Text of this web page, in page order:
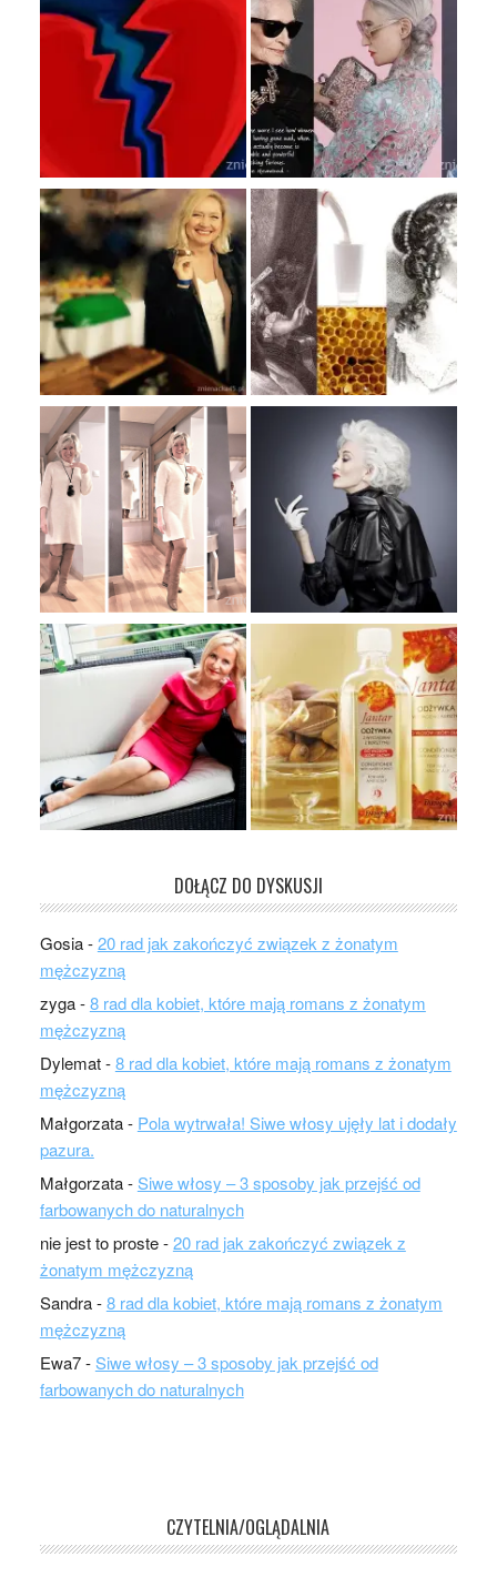
DOŁĄCZ DO DYSKUSJI
Gosia-20 rad jak zakończyć związek z żonatym
mężczyzną
zyga-8 rad dla kobiet, które mają romans z żonatym
mężczyzną
Dylemat-8 rad dla kobiet, które mają romans z żonatym
mężczyzną
Małgorzata- Pola wytrwała! Siwe włosy ujęły lat i dodały
pazura.
Małgorzata-Siwe włosy – 3 sposoby jak przejść od
farbowanych do naturalnych
nie jest to proste-20 rad jak zakończyć związek z
żonatym mężczyzną
Sandra-8 rad dla kobiet, które mają romans z żonatym
mężczyzną
Ewa7-Siwe włosy – 3 sposoby jak przejść od
farbowanych do naturalnych
CZYTELNIA/OGLĄDALNIA